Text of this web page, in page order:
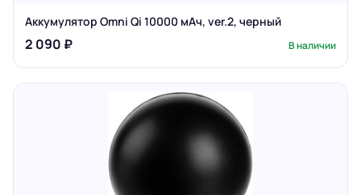
Аккумулятор Omni Qi 10000 мАч, ver.2, черный
2 090 ₽ В наличии